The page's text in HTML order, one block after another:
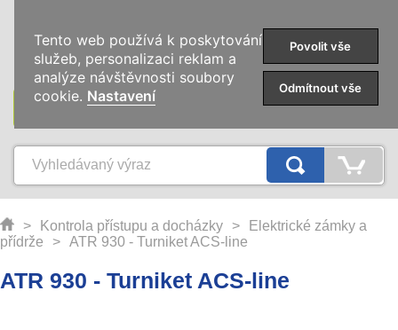
KATEGORIE
> Kontrola přístupu a docházky >
Elektrické zámky a
přídrže
> ATR 930 - Turniket ACS-line
ATR 930 - Turniket ACS-line
Tento web používá k poskytování
služeb, personalizaci reklam a
analýze návštěvnosti soubory
cookie. Nastavení
Povolit vše
Odmítnout vše